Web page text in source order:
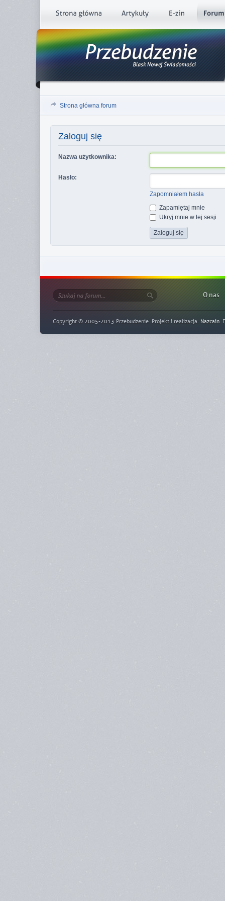
Strona główna forum
Zaloguj się
Nazwa użytkownika:
Hasło:
Zapomniałem hasła
Zapamiętaj mnie
Ukryj mnie w tej sesji
O nas
Copyright © 2005-2013 Przebudzenie. Projekt i realizacja: Nazcain.